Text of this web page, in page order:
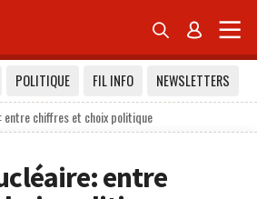
 
POLITIQUE FIL INFO
NEWSLETTERS
entre chiffres et choix politique
entre